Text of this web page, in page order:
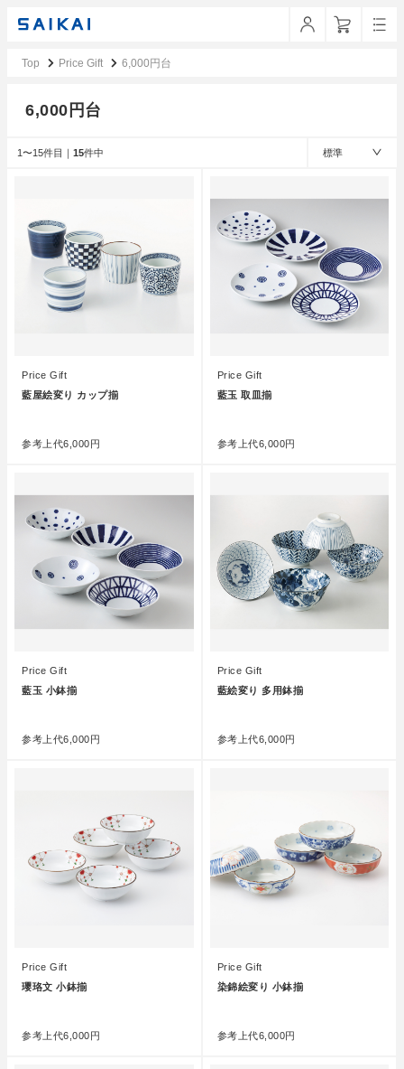
Top Price Gift 6,000円台
6,000円台
1〜15件目｜ 15件中 標準
Price Gift
藍屋絵変り カップ揃
参考上代6,000円
Price Gift
藍玉 取皿揃
参考上代6,000円
Price Gift
藍玉 小鉢揃
参考上代6,000円
Price Gift
藍絵変り 多用鉢揃
参考上代6,000円
Price Gift
瓔珞文 小鉢揃
参考上代6,000円
Price Gift
染錦絵変り 小鉢揃
参考上代6,000円